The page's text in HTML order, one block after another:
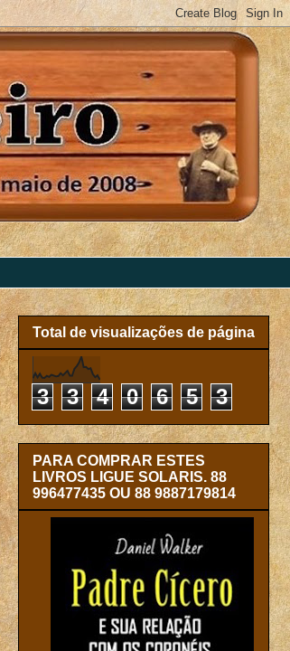
Total de visualizações de página
3 3 4 0 6 5 3
PARA COMPRAR ESTES
LIVROS LIGUE SOLARIS. 88
996477435 OU 88 9887179814